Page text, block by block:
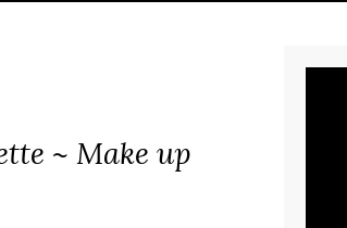
~ Make up